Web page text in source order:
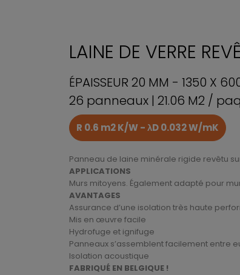
LAINE DE VERRE
ÉPAISSEUR 20 MM - 1350 X
26 panneaux | 21.06 M2 /
R 0.6 m2 K/W - λD 0.032 W/mK
Panneau de laine minérale rigide revêtu
APPLICATIONS
Murs mitoyens. Également adapté pour
AVANTAGES
Assurance d’une isolation très haute
Mis en œuvre facile
Hydrofuge et ignifuge
Panneaux s’assemblent facilement entre
Isolation acoustique
FABRIQUÉ EN BELGIQUE !